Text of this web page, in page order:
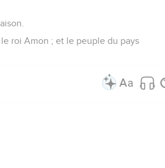
roi Amon ; et le peuple du pays